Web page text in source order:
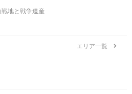
地と戦争遺産
エリア一覧